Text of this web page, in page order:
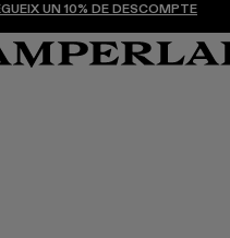
UN 10% DE DESCOMPTE